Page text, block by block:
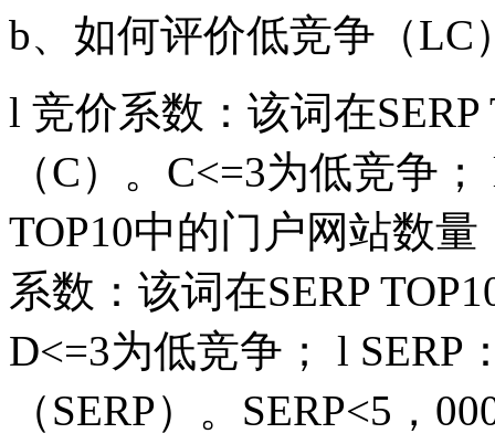
b、如何评价低竞争（LC
l 竞价系数：该词在
（C）。C<=3为低竞争
TOP10中的门户网站数
系数：该词在SERP
D<=3为低竞争； l SERP
（SERP）。SERP<5，